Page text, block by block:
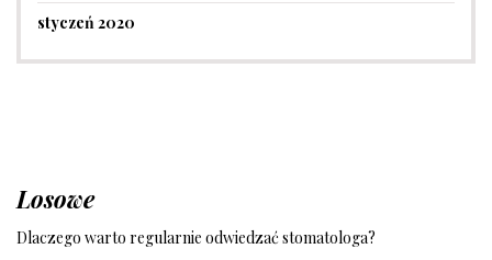
styczeń 2020
Losowe
Dlaczego warto regularnie odwiedzać stomatologa?